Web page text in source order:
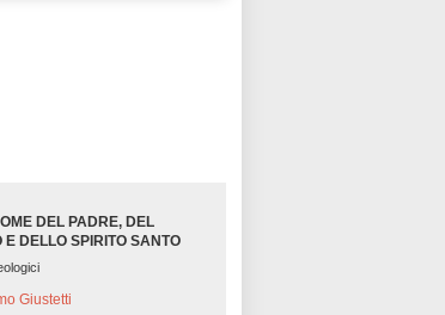
DEL PADRE, DEL
E DELLO SPIRITO SANTO
Giustetti